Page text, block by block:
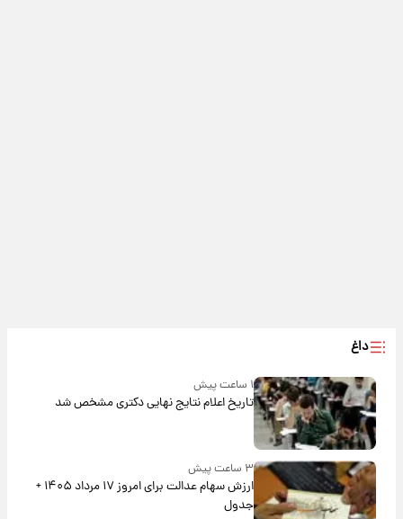
داغ
۱ ساعت پیش
تاریخ اعلام نتایج نهایی دکتری مشخص شد
۳ ساعت پیش
ارزش سهام عدالت برای امروز ۱۷ مرداد ۱۴۰۵ +
جدول